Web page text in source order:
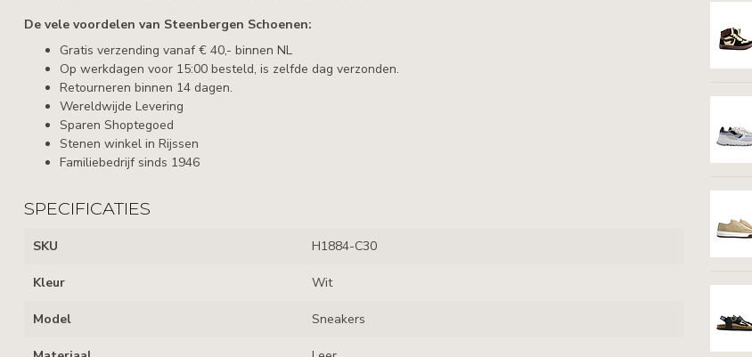
De vele voordelen van Steenbergen Schoenen:
Gratis verzending vanaf € 40,- binnen NL
Op werkdagen voor 15:00 besteld, is zelfde dag verzonden.
Retourneren binnen 14 dagen.
Wereldwijde Levering
Sparen Shoptegoed
Stenen winkel in Rijssen
Familiebedrijf sinds 1946
SPECIFICATIES
SKU H1884-C30
Kleur Wit
Model Sneakers